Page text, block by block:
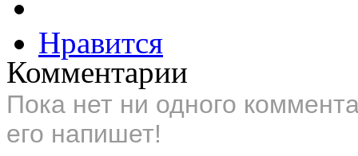
Нравится
Комментарии
Пока нет ни одного
его напишет!